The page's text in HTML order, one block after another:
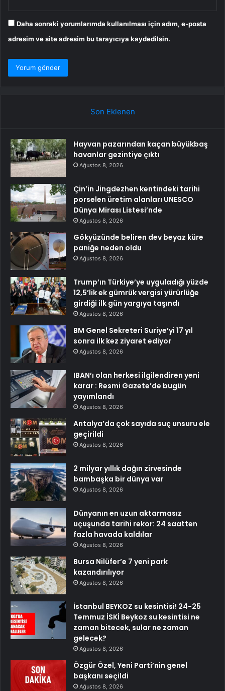
Daha sonraki yorumlarımda kullanılması için adım, e-posta
adresim ve site adresim bu tarayıcıya kaydedilsin.
Son Eklenen
Hayvan pazarından kaçan büyükbaş
havanlar gezintiye çıktı
Ağustos 8, 2026
Çin’in Jingdezhen kentindeki tarihi
porselen üretim alanları UNESCO
Dünya Mirası Listesi’nde
Ağustos 8, 2026
Gökyüzünde beliren dev beyaz küre
paniğe neden oldu
Ağustos 8, 2026
Trump’ın Türkiye’ye uyguladığı yüzde
12,5’lik ek gümrük vergisi yürürlüğe
girdiği ilk gün yargıya taşındı
Ağustos 8, 2026
BM Genel Sekreteri Suriye’yi 17 yıl
sonra ilk kez ziyaret ediyor
Ağustos 8, 2026
IBAN’ı olan herkesi ilgilendiren yeni
karar : Resmi Gazete’de bugün
yayımlandı
Ağustos 8, 2026
Antalya’da çok sayıda suç unsuru ele
geçirildi
Ağustos 8, 2026
2 milyar yıllık dağın zirvesinde
bambaşka bir dünya var
Ağustos 8, 2026
Dünyanın en uzun aktarmasız
uçuşunda tarihi rekor: 24 saatten
fazla havada kaldılar
Ağustos 8, 2026
Bursa Nilüfer’e 7 yeni park
kazandırılıyor
Ağustos 8, 2026
İstanbul BEYKOZ su kesintisi! 24-25
Temmuz İSKİ Beykoz su kesintisi ne
zaman bitecek, sular ne zaman
gelecek?
Ağustos 8, 2026
Özgür Özel, Yeni Parti’nin genel
başkanı seçildi
Ağustos 8, 2026